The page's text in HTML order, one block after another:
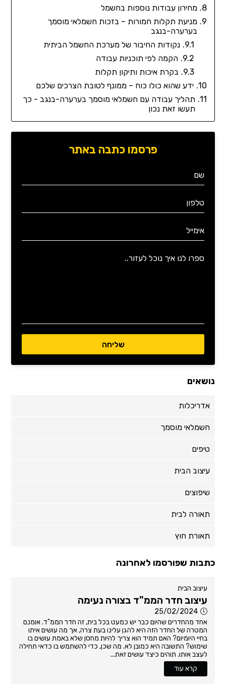
מחירון עבודות נוספות בחשמל
מניעת תקלות חמורות – בזכות חשמלאי מוסמך
בערערה-בנגב
נקודות החיבור של מערכת החשמל הביתית
הקמה לפי תוכניות עבודה
בקרת איכות ותיקון תקלות
ידע שהוא כולו כוח – ממונף לטובת הצרכים שלכם
תהליך עבודה עם חשמלאי מוסמך בערערה-בנגב - כך
תעשו זאת נכון
פרסמו כתבה באתר
נושאים
אדריכלות
חשמלאי מוסמך
טיפים
עיצוב הבית
שיפוצים
תאורה לבית
תאורת חוץ
כתבות שפורסמו לאחרונה
עיצוב הבית
עיצוב חדר הממ"ד בצורה נעימה
25/02/2024
אחד מהחדרים שהיום כבר יש כמעט בכל בית, זה חדר הממ"ד. אומנם
המטרה של החדר הזה היא להגן עלינו בעת צרה, אך מה עושים איתו
בחיי היומיום? האם תמיד הוא צריך להיות מחסן שלא באמת עושים בו
שימוש? התשובה היא כמובן לא. מה שכן, כדי להשתמש בו כדאי תחילה
לעצב אותו. תוהים כיצד עושים זאת...
קרא עוד